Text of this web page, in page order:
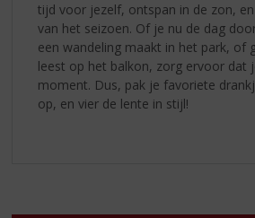
tijd voor jezelf, ontspan in de zon,
van het seizoen. Of je nu de dag
een wandeling maakt in het park, of
leest op het balkon, zorg ervoor dat
moment. Dus, pak je favoriete
op, en vier de lente in stijl!